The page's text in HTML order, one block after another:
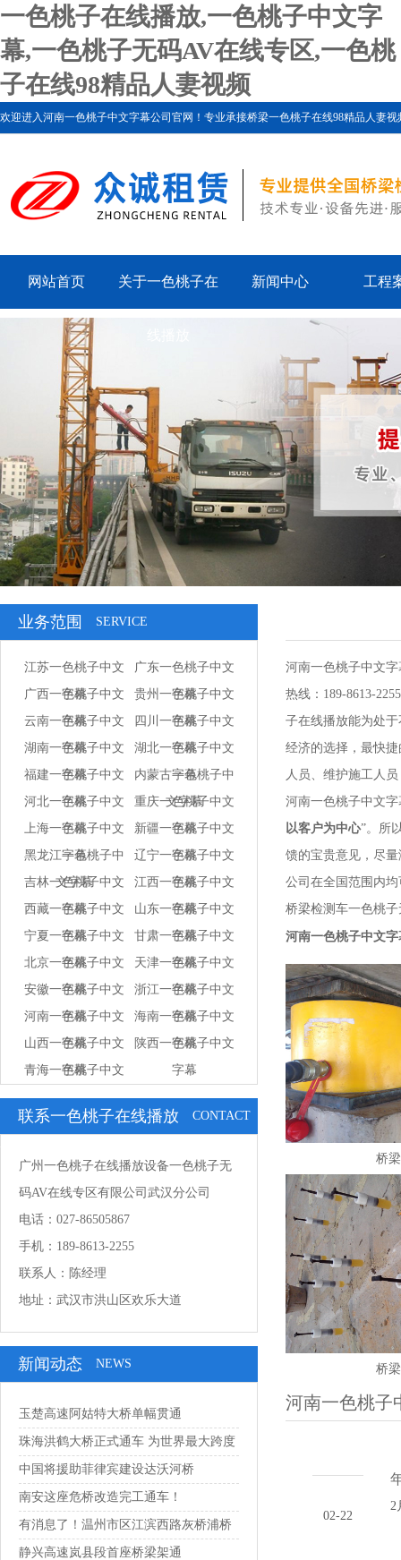
一色桃子在线播放,一色桃子中文字
幕,一色桃子无码AV在线专区,一色桃
子在线98精品人妻视频
欢迎进入河南一色桃子中文字幕公司官网！专业承接桥梁一色桃子在线98精品人妻视频
网站首页 关于一色桃子在 新闻中心 工程
业务范围 SERVICE
江苏一色桃子中文
字幕
广东一色桃子中文
字幕
广西一色桃子中文
字幕
贵州一色桃子中文
字幕
云南一色桃子中文
字幕
四川一色桃子中文
字幕
湖南一色桃子中文
字幕
湖北一色桃子中文
字幕
福建一色桃子中文
字幕
内蒙古一色桃子中
文字幕
河北一色桃子中文
字幕
重庆一色桃子中文
字幕
上海一色桃子中文
字幕
新疆一色桃子中文
字幕
黑龙江一色桃子中
文字幕
辽宁一色桃子中文
字幕
吉林一色桃子中文
字幕
江西一色桃子中文
字幕
西藏一色桃子中文
字幕
山东一色桃子中文
字幕
宁夏一色桃子中文
字幕
甘肃一色桃子中文
字幕
北京一色桃子中文
字幕
天津一色桃子中文
字幕
安徽一色桃子中文
字幕
浙江一色桃子中文
字幕
河南一色桃子中文
字幕
海南一色桃子中文
字幕
山西一色桃子中文
字幕
陕西一色桃子中文
字幕
青海一色桃子中文
字幕
联系一色桃子在线播放 CONTACT
广州一色桃子在线播放设备一色桃子无
码AV在线专区有限公司武汉分公司
电话：027-86505867
手机：189-8613-2255
联系人：陈经理
地址：武汉市洪山区欢乐大道
新闻动态 NEWS
玉楚高速阿姑特大桥单幅贯通
珠海洪鹤大桥正式通车 为世界最大跨度
串联...
中国将援助菲律宾建设达沃河桥
南安这座危桥改造完工通车！
有消息了！温州市区江滨西路灰桥浦桥
预计1...
静兴高速岚县段首座桥梁架通
河南一色桃子中文
热线：189-8613-
子在线播放能为处于
经济的选择，最快
人员、维护施工人员
河南一色桃子中文
以客户为中心”
馈的宝贵意见，尽
公司在全国范围内均可
桥梁检测车一色桃子无
河南一色桃子中文字
桥
桥
河南一色桃子
02-22
2